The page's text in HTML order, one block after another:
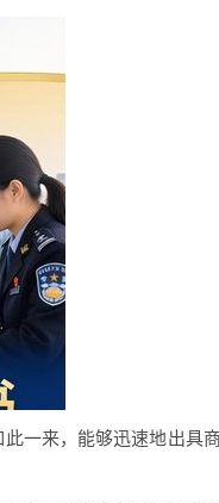
一来，能够迅速地出具商